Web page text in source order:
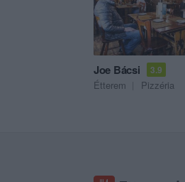
Joe Bácsi 3.9
Étterem Pizzéria